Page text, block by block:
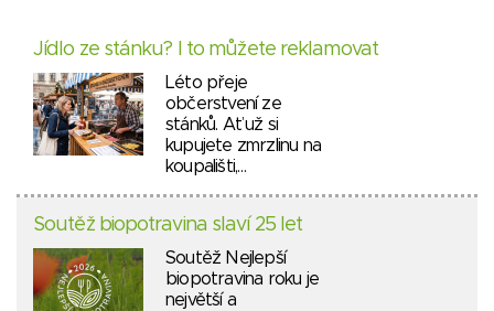
Jídlo ze stánku? I to můžete reklamovat
Léto přeje
občerstvení ze
stánků. Ať už si
kupujete zmrzlinu na
koupališti,…
Soutěž biopotravina slaví 25 let
Soutěž Nejlepší
biopotravina roku je
největší a